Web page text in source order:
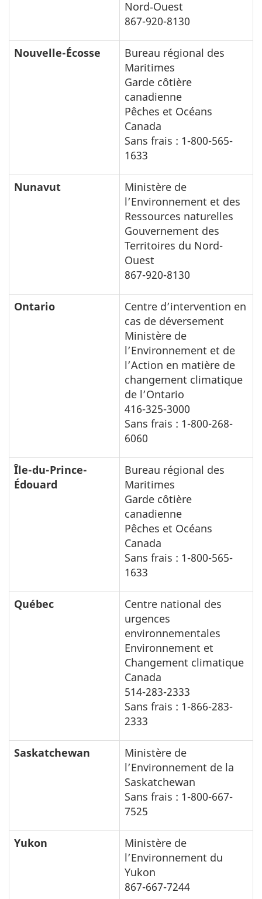
Nord‑Ouest
867-920-8130
Nouvelle-Écosse
Bureau régional des
Maritimes
Garde côtière
canadienne
Pêches et Océans
Canada
Sans frais : 1-800-565-
1633
Nunavut
Ministère de
l’Environnement et des
Ressources naturelles
Gouvernement des
Territoires du Nord­
Ouest
867-920-8130
Ontario
Centre d’intervention en
cas de déversement
Ministère de
l’Environnement et de
l’Action en matière de
changement climatique
de l’Ontario
416-325-3000
Sans frais : 1-800-268-
6060
Île-du-Prince-
Édouard
Bureau régional des
Maritimes
Garde côtière
canadienne
Pêches et Océans
Canada
Sans frais : 1-800-565-
1633
Québec
Centre national des
urgences
environnementales
Environnement et
Changement climatique
Canada
514-283-2333
Sans frais : 1-866-283-
2333
Saskatchewan
Ministère de
l’Environnement de la
Saskatchewan
Sans frais : 1-800-667-
7525
Yukon
Ministère de
l’Environnement du
Yukon
867-667-7244